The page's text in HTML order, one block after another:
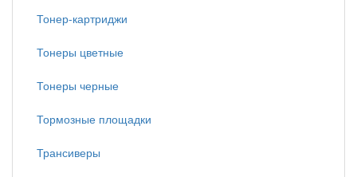
Тонер-картриджи
Тонеры цветные
Тонеры черные
Тормозные площадки
Трансиверы